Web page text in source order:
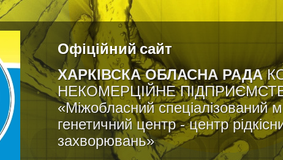
Офіційний сайт
ХАРКІВСКА ОБЛАСНА РАДА
НЕКОМЕРЦІЙНЕ
«Міжобласний спеціалізований
генетичний центр - центр
захворювань»